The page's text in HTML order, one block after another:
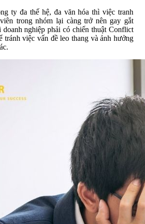
ty đa thế hệ, đa văn hóa thì việc tranh
trong nhóm lại càng trở nên gay gắt
nghiệp phải có chiến thuật Conflict
tránh việc vấn đề leo thang và ảnh hưởng